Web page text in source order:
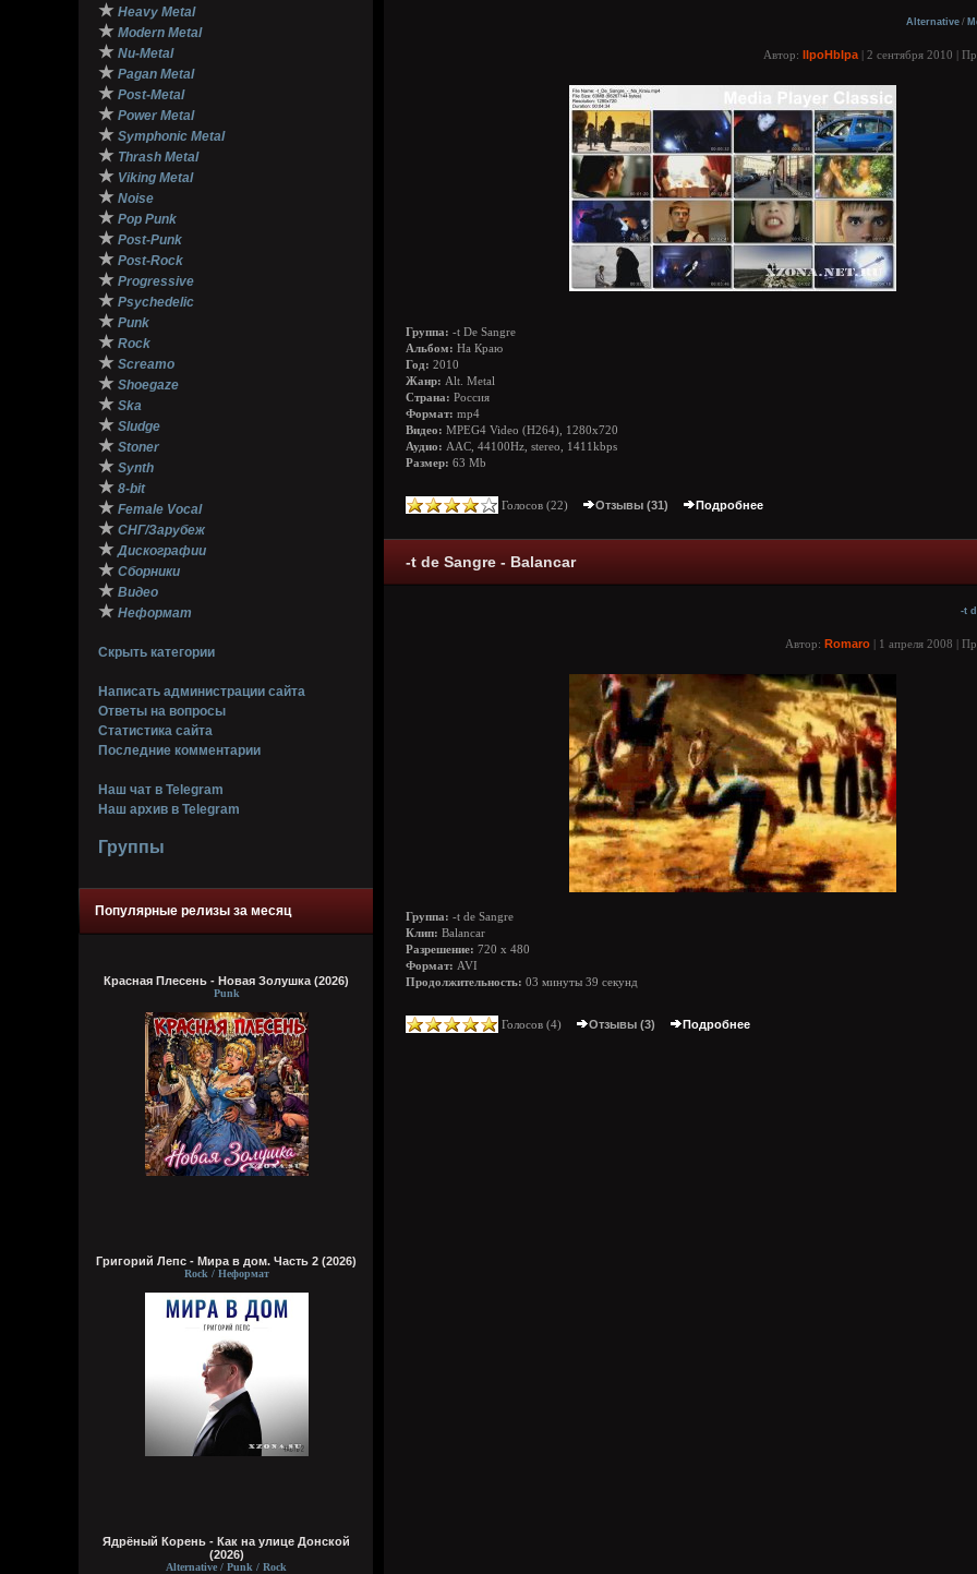
★ Heavy Metal
★ Modern Metal
★ Nu-Metal
★ Pagan Metal
★ Post-Metal
★ Power Metal
★ Symphonic Metal
★ Thrash Metal
★ Viking Metal
★ Noise
★ Pop Punk
★ Post-Punk
★ Post-Rock
★ Progressive
★ Psychedelic
★ Punk
★ Rock
★ Screamo
★ Shoegaze
★ Ska
★ Sludge
★ Stoner
★ Synth
★ 8-bit
★ Female Vocal
★ СНГ/Зарубеж
★ Дискографии
★ Сборники
★ Видео
★ Неформат
Скрыть категории
Написать администрации сайта
Ответы на вопросы
Статистика сайта
Последние комментарии
Наш чат в Telegram
Наш архив в Telegram
Группы
Популярные релизы за месяц
Красная Плесень - Новая Золушка (2026)
Punk
Григорий Лепс - Мира в дом. Часть 2 (2026)
Rock / Неформат
Ядрёный Корень - Как на улице Донской
(2026)
Alternative / Punk / Rock
Alternative /
Автор: IIpoHbIpa | 2 сентября 2010 |
Группа: -t De Sangre
Альбом: На Краю
Год: 2010
Жанр: Alt. Metal
Страна: Россия
Формат: mp4
Видео: MPEG4 Video (H264), 1280x720
Аудио: AAC, 44100Hz, stereo, 1411kbps
Размер: 63 Mb
Голосов (22) Отзывы (31) Подробнее
-t de Sangre - Balancar
-t
Автор: Romaro | 1 апреля 2008 |
Группа: -t de Sangre
Клип: Balancar
Разрешение: 720 x 480
Формат: AVI
Продолжительность: 03 минуты 39 секунд
Голосов (4) Отзывы (3) Подробнее